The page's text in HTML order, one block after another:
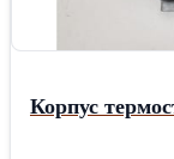
службы.
стильный и
Корпус